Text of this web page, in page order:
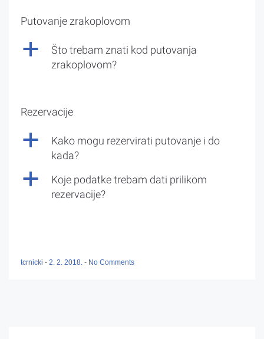
Putovanje zrakoplovom
a
Što trebam znati kod putovanja
zrakoplovom?
Rezervacije
a
Kako mogu rezervirati putovanje i do
kada?
a
Koje podatke trebam dati prilikom
rezervacije?
tcrnicki - 2. 2. 2018. - No Comments